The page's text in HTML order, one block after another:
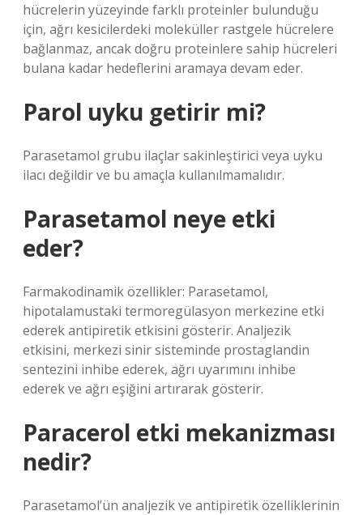
hücrelerin yüzeyinde farklı proteinler bulunduğu
için, ağrı kesicilerdeki moleküller rastgele hücrelere
bağlanmaz, ancak doğru proteinlere sahip hücreleri
bulana kadar hedeflerini aramaya devam eder.
Parol uyku getirir mi?
Parasetamol grubu ilaçlar sakinleştirici veya uyku
ilacı değildir ve bu amaçla kullanılmamalıdır.
Parasetamol neye etki
eder?
Farmakodinamik özellikler: Parasetamol,
hipotalamustaki termoregülasyon merkezine etki
ederek antipiretik etkisini gösterir. Analjezik
etkisini, merkezi sinir sisteminde prostaglandin
sentezini inhibe ederek, ağrı uyarımını inhibe
ederek ve ağrı eşiğini artırarak gösterir.
Paracerol etki mekanizması
nedir?
Parasetamol’ün analjezik ve antipiretik özelliklerinin